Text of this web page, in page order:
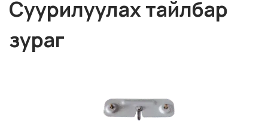
Суурилуулах тайлбар
зураг